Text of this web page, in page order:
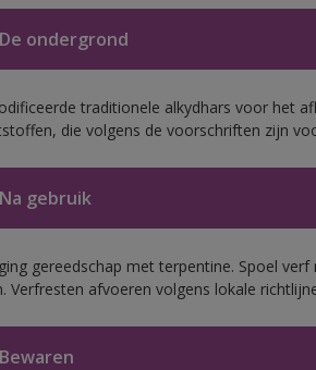
De ondergrond
traditionele alkydhars voor het
die volgens de voorschriften zijn
Na gebruik
gereedschap met terpentine. Spoel
Verfresten afvoeren volgens lokale
Bewaren